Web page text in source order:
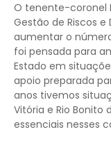
O tenente-coronel
Gestão de Riscos
aumentar o
foi pensada para
Estado em
apoio preparada
anos tivemos
Vitória e Rio Bonito
essenciais nesses